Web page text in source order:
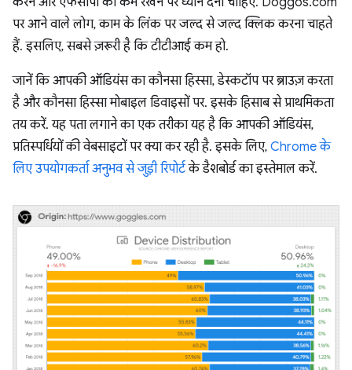
पर आने वाले लोग, काम के लिंक पर जल्द से जल्द क्लिक करना चाहते
हैं. इसलिए, सबसे ज़रूरी है कि टीटीआई कम हो.
जानें कि आपकी ऑडियंस का कौनसा हिस्सा, डेस्कटॉप पर ब्राउज़ करता
है और कौनसा हिस्सा मोबाइल डिवाइसों पर. इसके हिसाब से प्राथमिकता
तय करें. यह पता लगाने का एक तरीका यह है कि आपकी ऑडियंस,
प्रतिस्पर्धियों की वेबसाइटों पर क्या कर रही है. इसके लिए, Chrome के
लिए उपयोगकर्ता अनुभव से जुड़ी रिपोर्टके डैशबोर्ड का इस्तेमाल करें.